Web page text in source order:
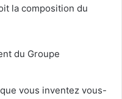
la composition du
du Groupe
vous inventez vous-